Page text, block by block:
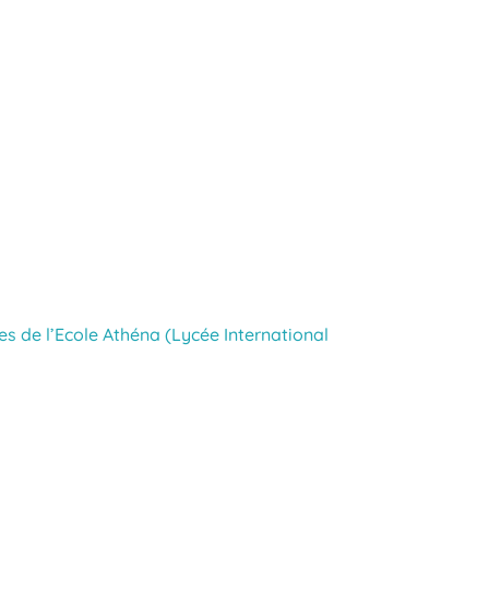
de l’Ecole Athéna (Lycée International